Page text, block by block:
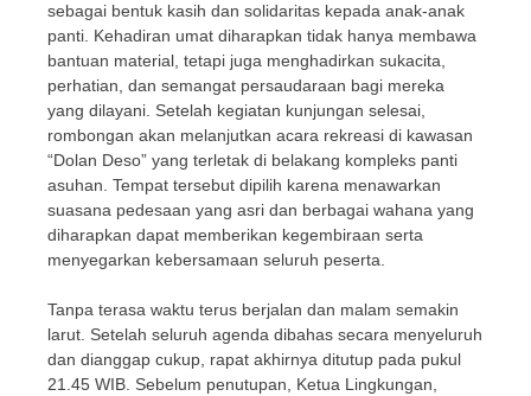
sebagai bentuk kasih dan solidaritas kepada anak-anak
panti. Kehadiran umat diharapkan tidak hanya membawa
bantuan material, tetapi juga menghadirkan sukacita,
perhatian, dan semangat persaudaraan bagi mereka
yang dilayani. Setelah kegiatan kunjungan selesai,
rombongan akan melanjutkan acara rekreasi di kawasan
“Dolan Deso” yang terletak di belakang kompleks panti
asuhan. Tempat tersebut dipilih karena menawarkan
suasana pedesaan yang asri dan berbagai wahana yang
diharapkan dapat memberikan kegembiraan serta
menyegarkan kebersamaan seluruh peserta.
Tanpa terasa waktu terus berjalan dan malam semakin
larut. Setelah seluruh agenda dibahas secara menyeluruh
dan dianggap cukup, rapat akhirnya ditutup pada pukul
21.45 WIB. Sebelum penutupan, Ketua Lingkungan,